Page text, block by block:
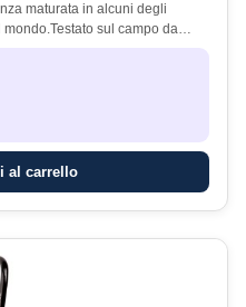
maturata in alcuni degli
sul campo da…
al carrello